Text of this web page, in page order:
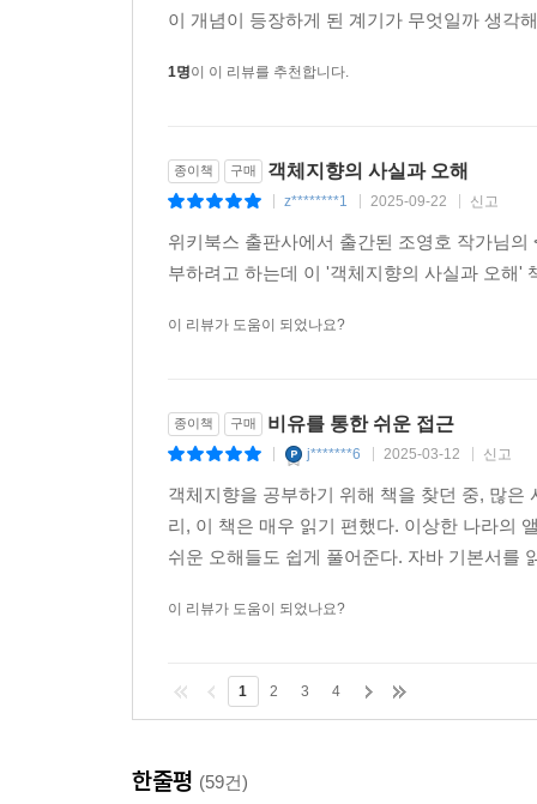
책임의 자율성이 협력의 품질을 결정한다
▣ 06장: 객체 지도
안정적인 재료: 구조
- 도메인 모델
- 도메인의 모습을 담을 수 있는 객체지향
- 표현적 차이
불안정한 재료: 기능
- 유스케이스는 설계 기법도, 객체지향 기법도 아니
재료 합치기: 기능과 구조의 통합
커피 전문점 도메인
설계하고 구현하기
- 구현하기
이 개념이 등장하게 된 계기가 무엇일까 생각
1명이 이 리뷰를 추천합니다.
종이책 구매 객체지향의 사실과 오해
z********1 2025-09-22 신고
위키북스 출판사에서 출간된 조영호 작가님
부하려고 하는데 이 '객체지향의 사실과 오해'
이 리뷰가 도움이 되었나요?
종이책 구매 비유를 통한 쉬운 접근
j*******6 2025-03-12 신고
객체지향을 공부하기 위해 책을 찾던 중, 많
리, 이 책은 매우 읽기 편했다. 이상한 나라의
쉬운 오해들도 쉽게 풀어준다. 자바 기본서를
이 리뷰가 도움이 되었나요?
1 2 3 4
한줄평 (59건)